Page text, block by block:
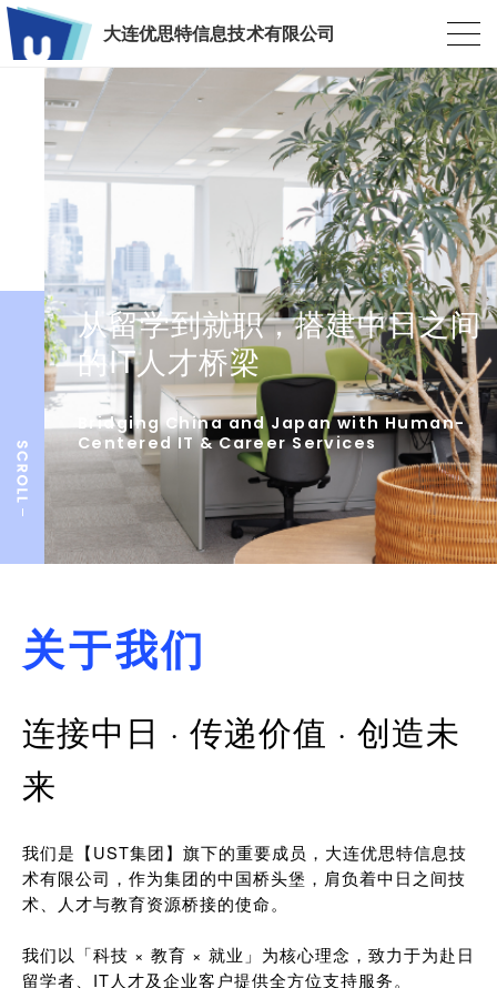
大连优思特信息技术有限公司
从留学到就职，搭建中日之间
的IT人才桥梁
Bridging China and Japan with Human-
Centered IT & Career Services
关于我们
连接中日 · 传递价值 · 创造未
来
我们是【UST集团】旗下的重要成员，大连优思特信息技
术有限公司，作为集团的中国桥头堡，肩负着中日之间技
术、人才与教育资源桥接的使命。
我们以「科技 × 教育 × 就业」为核心理念，致力于为赴日
留学者、IT人才及企业客户提供全方位支持服务。